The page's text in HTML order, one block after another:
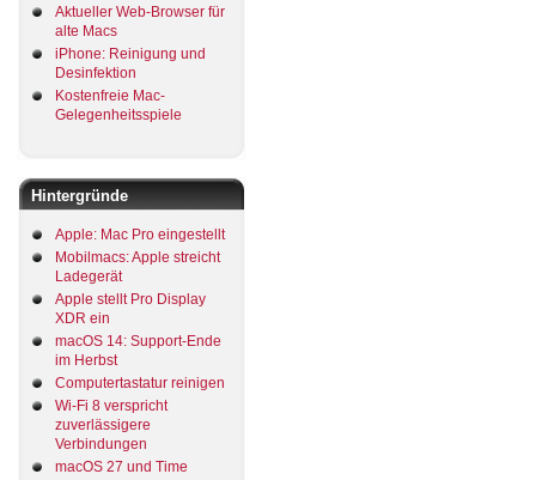
Aktueller Web-Browser für
alte Macs
iPhone: Reinigung und
Desinfektion
Kostenfreie Mac-
Gelegenheitsspiele
Hintergründe
Apple: Mac Pro eingestellt
Mobilmacs: Apple streicht
Ladegerät
Apple stellt Pro Display
XDR ein
macOS 14: Support-Ende
im Herbst
Computertastatur reinigen
Wi-Fi 8 verspricht
zuverlässigere
Verbindungen
macOS 27 und Time